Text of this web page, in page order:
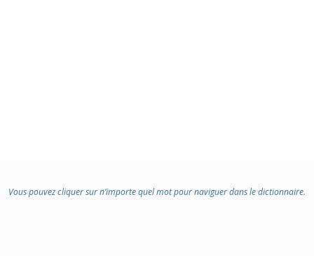
Vous pouvez cliquer sur n’importe quel mot pour naviguer dans le dictionnaire.